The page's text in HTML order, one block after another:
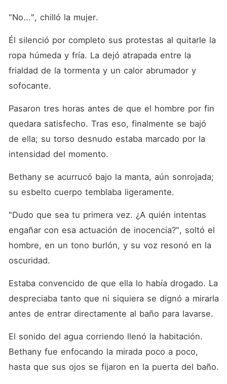
"No...", chilló la mujer.
Él silenció por completo sus protestas al quitarle la
ropa húmeda y fría. La dejó atrapada entre la
frialdad de la tormenta y un calor abrumador y
sofocante.
Pasaron tres horas antes de que el hombre por fin
quedara satisfecho. Tras eso, finalmente se bajó
de ella; su torso desnudo estaba marcado por la
intensidad del momento.
Bethany se acurrucó bajo la manta, aún sonrojada;
su esbelto cuerpo temblaba ligeramente.
"Dudo que sea tu primera vez. ¿A quién intentas
engañar con esa actuación de inocencia?", soltó el
hombre, en un tono burlón, y su voz resonó en la
oscuridad.
Estaba convencido de que ella lo había drogado. La
despreciaba tanto que ni siquiera se dignó a mirarla
antes de entrar directamente al baño para lavarse.
El sonido del agua corriendo llenó la habitación.
Bethany fue enfocando la mirada poco a poco,